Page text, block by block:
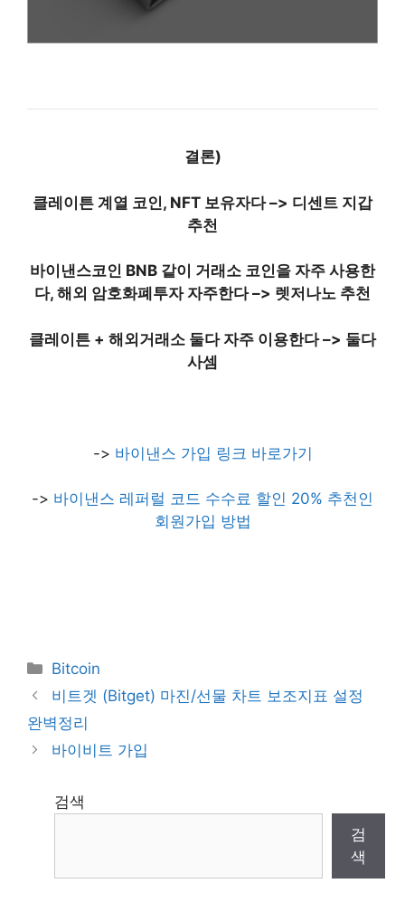
결론)
클레이튼 계열 코인, NFT 보유자다 –> 디센트 지갑
추천
바이낸스코인 BNB 같이 거래소 코인을 자주 사용한
다, 해외 암호화폐투자 자주한다 –> 렛저나노 추천
클레이튼 + 해외거래소 둘다 자주 이용한다 –> 둘다
사셈
​-> 바이낸스 가입 링크 바로가기
-> 바이낸스 레퍼럴 코드 수수료 할인 20% 추천인
회원가입 방법
Categories
Bitcoin
비트겟 (Bitget) 마진/선물 차트 보조지표 설정
완벽정리
바이비트 가입
검색
검
색